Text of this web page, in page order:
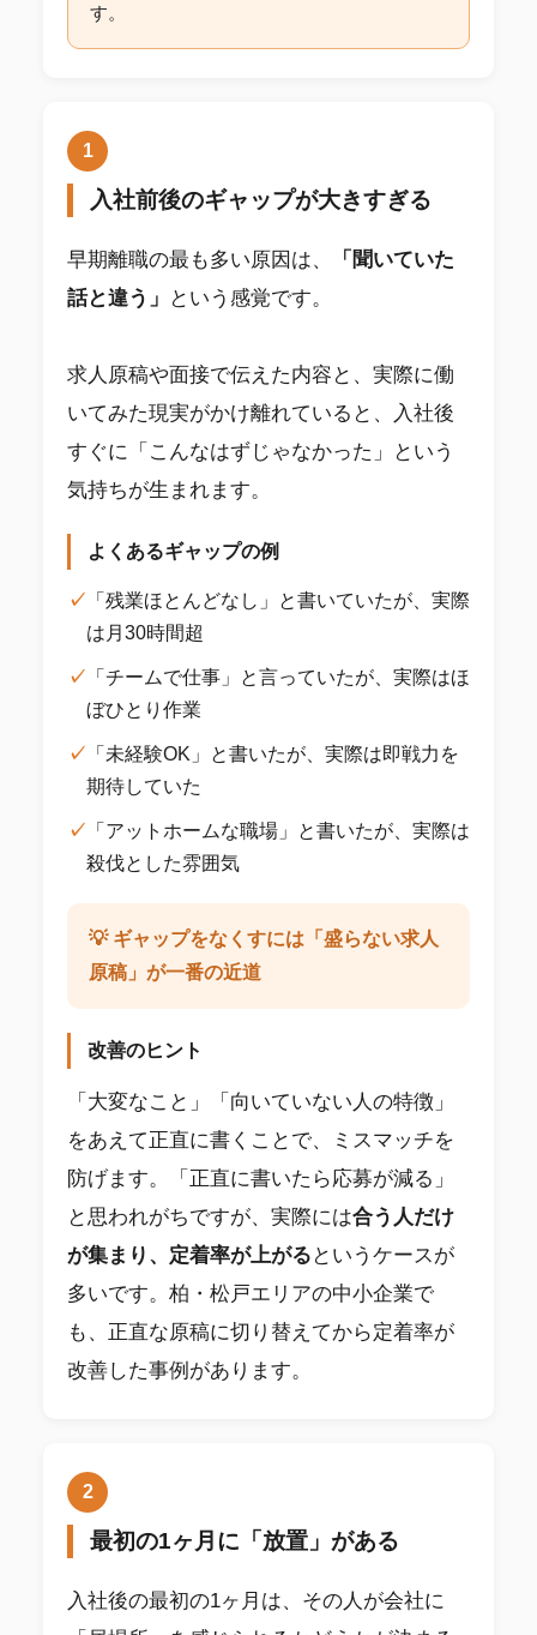
す。
1
入社前後のギャップが大きすぎる
早期離職の最も多い原因は、
「聞いていた
話と違う」
という感覚です。
求人原稿や面接で伝えた内容と、実際に働
いてみた現実がかけ離れていると、入社後
すぐに「こんなはずじゃなかった」という
気持ちが生まれます。
よくあるギャップの例
✓ 「残業ほとんどなし」と書いていたが、実際
は月30時間超
✓ 「チームで仕事」と言っていたが、実際はほ
ぼひとり作業
✓ 「未経験OK」と書いたが、実際は即戦力を
期待していた
✓ 「アットホームな職場」と書いたが、実際は
殺伐とした雰囲気
💡 ギャップをなくすには「盛らない求人
原稿」が一番の近道
改善のヒント
「大変なこと」「向いていない人の特徴」
をあえて正直に書くことで、ミスマッチを
防げます。「正直に書いたら応募が減る」
と思われがちですが、実際には合う人だけ
が集まり、定着率が上がる というケースが
多いです。柏・松戸エリアの中小企業で
も、正直な原稿に切り替えてから定着率が
改善した事例があります。
2
最初の1ヶ月に「放置」がある
入社後の最初の1ヶ月は、その人が会社に